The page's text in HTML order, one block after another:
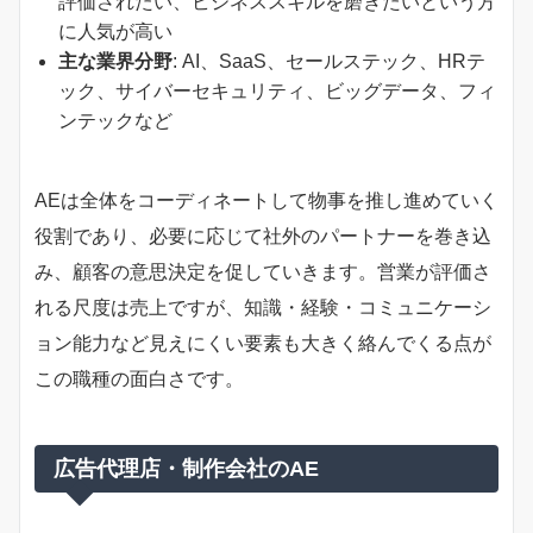
に人気が高い
主な業界分野: AI、SaaS、セールステック、HRテ
ック、サイバーセキュリティ、ビッグデータ、フィ
ンテックなど
AEは全体をコーディネートして物事を推し進めていく
役割であり、必要に応じて社外のパートナーを巻き込
み、顧客の意思決定を促していきます。営業が評価さ
れる尺度は売上ですが、知識・経験・コミュニケーシ
ョン能力など見えにくい要素も大きく絡んでくる点が
この職種の面白さです。
広告代理店・制作会社のAE